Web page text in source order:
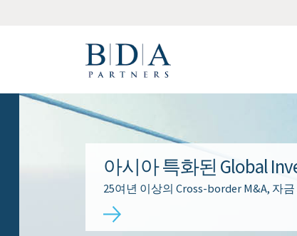
아시아 특화된 Global
25여년 이상의 Cross-border M&A, 자